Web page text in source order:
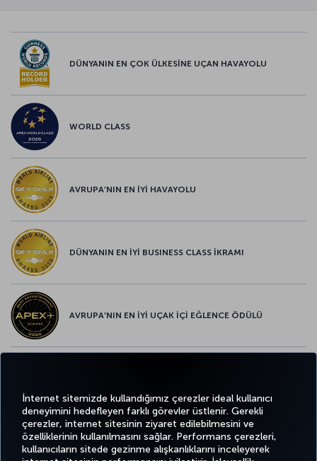
İnternet sitemizde kullandığımız çerezler ideal kullanıcı
deneyimini hedefleyen farklı görevler üstlenir. Gerekli
çerezler, internet sitesinin ziyaret edilebilmesini ve
özelliklerinin kullanılmasını sağlar. Performans çerezleri,
kullanıcıların sitede gezinme alışkanlıklarını inceleyerek
DÜNYANIN EN ÇOK ÜLKESİNE UÇAN HAVAYOLU
WORLD CLASS
AVRUPA’NIN EN İYİ HAVAYOLU
DÜNYANIN EN İYİ BUSINESS CLASS İKRAMI
AVRUPA’NIN EN İYİ UÇAK İÇİ EĞLENCE ÖDÜLÜ
TwitterFacebook
Instagram
YoutubeLinkedIn
TiktokBlogPinterest